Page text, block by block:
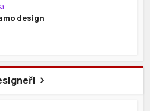
design